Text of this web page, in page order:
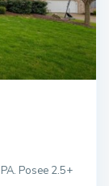
Posee 2.5+